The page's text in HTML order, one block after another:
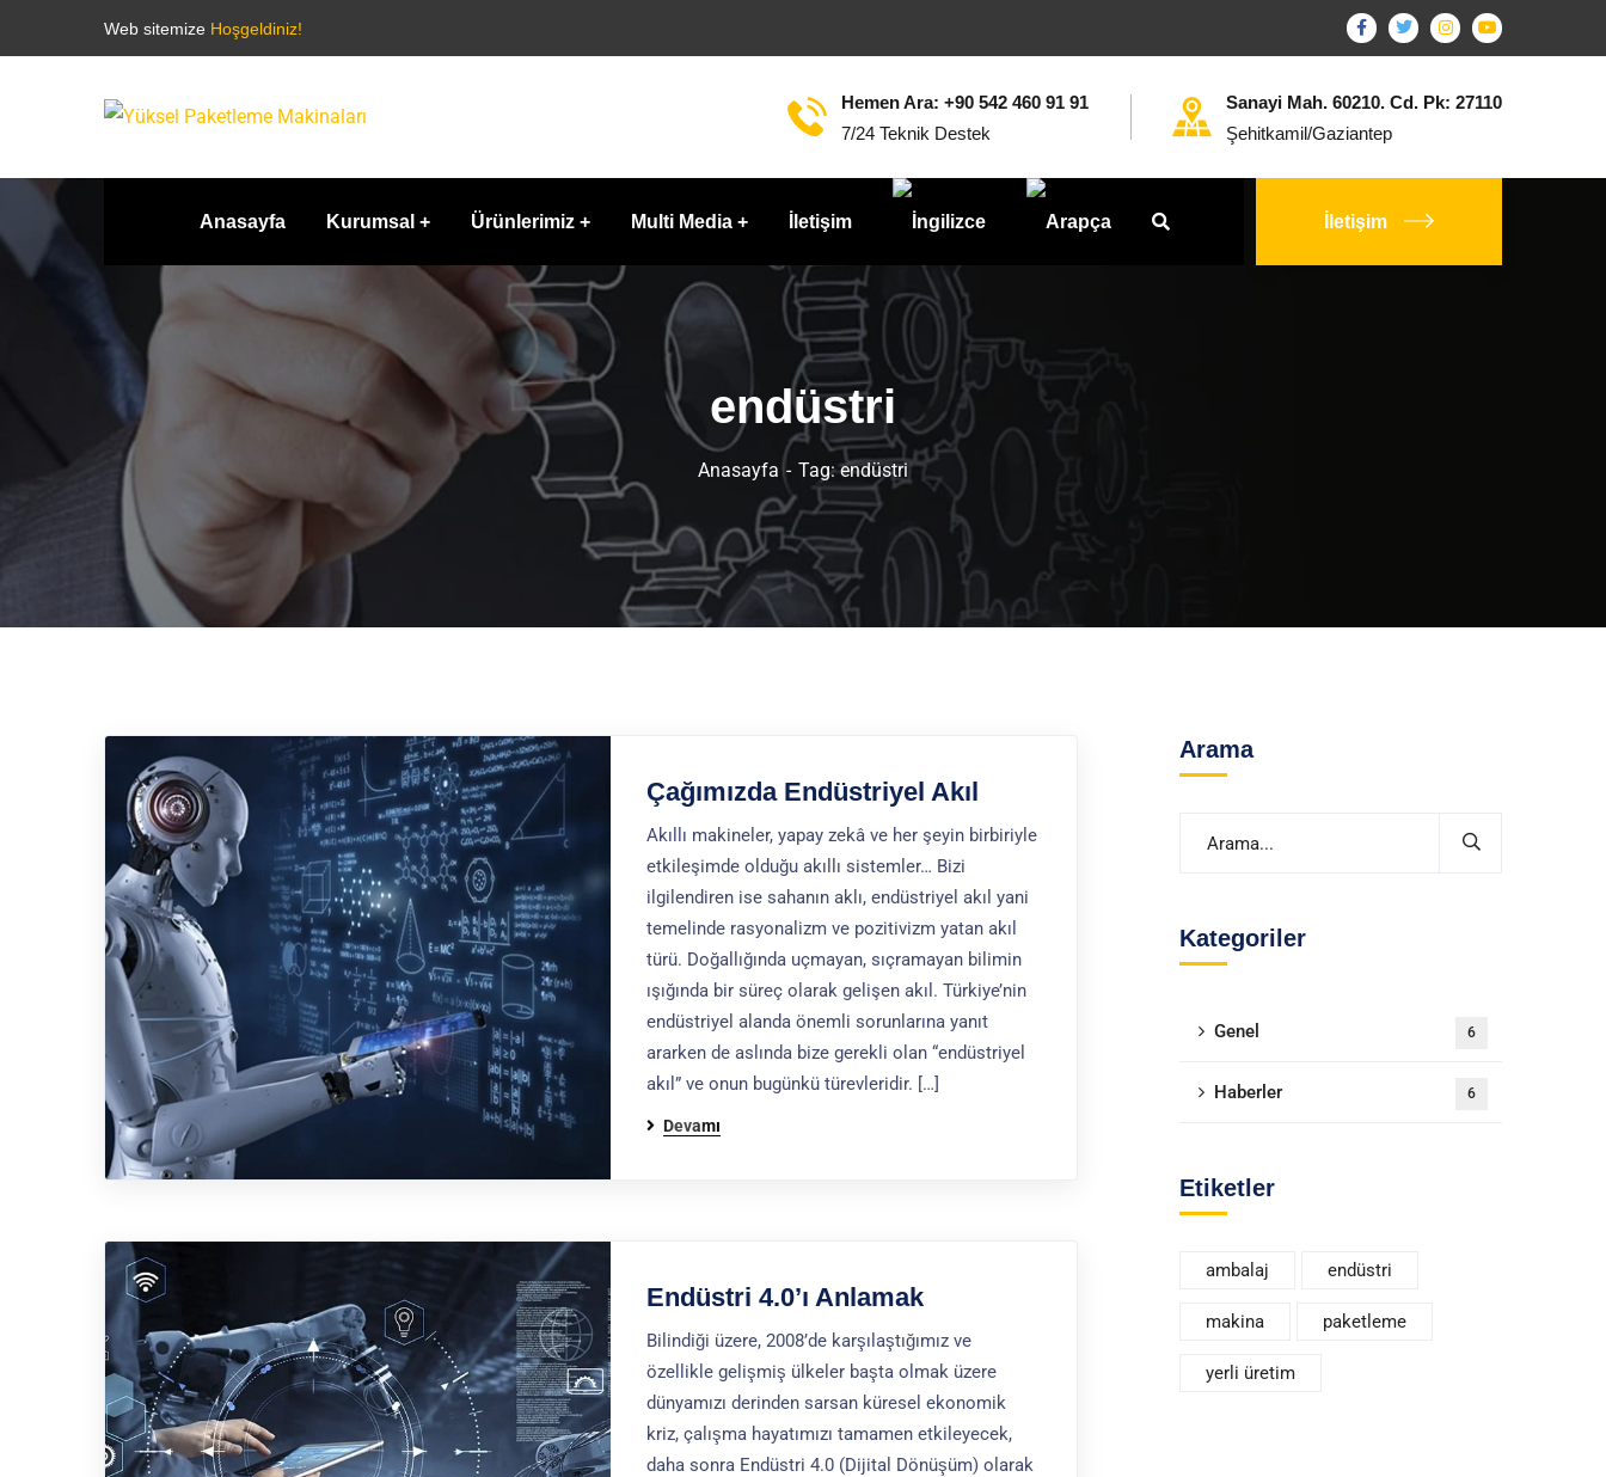
Web sitemize Hoşgeldiniz!
Hemen Ara: +90 542 460 91 91
7/24 Teknik Destek
Sanayi Mah. 60210. Cd. Pk: 27110
Şehitkamil/Gaziantep
Anasayfa Kurumsal Ürünlerimiz Multi Media İletişim İletişim
endüstri
Anasayfa Tag: endüstri
Çağımızda Endüstriyel Akıl
Akıllı makineler, yapay zekâ ve her şeyin birbiriyle
etkileşimde olduğu akıllı sistemler… Bizi
ilgilendiren ise sahanın aklı, endüstriyel akıl yani
temelinde rasyonalizm ve pozitivizm yatan akıl
türü. Doğallığında uçmayan, sıçramayan bilimin
ışığında bir süreç olarak gelişen akıl. Türkiye’nin
endüstriyel alanda önemli sorunlarına yanıt
ararken de aslında bize gerekli olan “endüstriyel
akıl” ve onun bugünkü türevleridir. […]
Devamı
Endüstri 4.0’ı Anlamak
Bilindiği üzere, 2008’de karşılaştığımız ve
özellikle gelişmiş ülkeler başta olmak üzere
dünyamızı derinden sarsan küresel ekonomik
kriz, çalışma hayatımızı tamamen etkileyecek,
daha sonra Endüstri 4.0 (Dijital Dönüşüm) olarak
Arama
Kategoriler
Genel 6
Haberler 6
Etiketler
ambalaj endüstri
makina paketleme
yerli üretim